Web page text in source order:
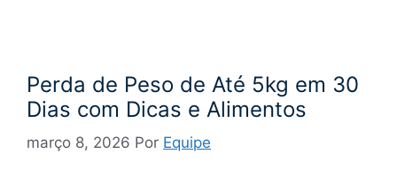
Perda de Peso de Até 5kg em 30
Dias com Dicas e Alimentos
março 8, 2026 Por Equipe